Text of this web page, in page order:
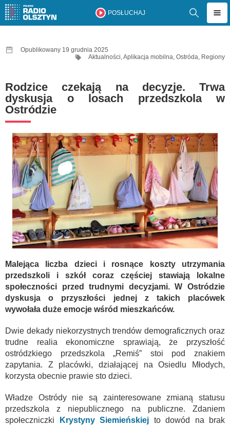
POSŁUCHAJ
Opublikowany 19 grudnia 2025
Aktualności,Aplikacja mobilna, Ostróda, Regiony
Rodzice czekają na decyzje. Trwa
dyskusja o losach przedszkola w
Ostródzie
Malejąca liczba dzieci i rosnące koszty utrzymania
przedszkoli i szkół coraz częściej stawiają lokalne
społeczności przed trudnymi decyzjami. W Ostródzie
dyskusja o przyszłości jednej z takich placówek
wywołała duże emocje wśród mieszkańców.
Dwie dekady niekorzystnych trendów demograficznych oraz
trudne realia ekonomiczne sprawiają, że przyszłość
ostródzkiego przedszkola „Remiś” stoi pod znakiem
zapytania. Z placówki, działającej na Osiedlu Młodych,
korzysta obecnie prawie sto dzieci.
Władze Ostródy nie są zainteresowane zmianą statusu
przedszkola z niepublicznego na publiczne. Zdaniem
społeczniczki
Krystyny Siemieńskiej to dowód na brak